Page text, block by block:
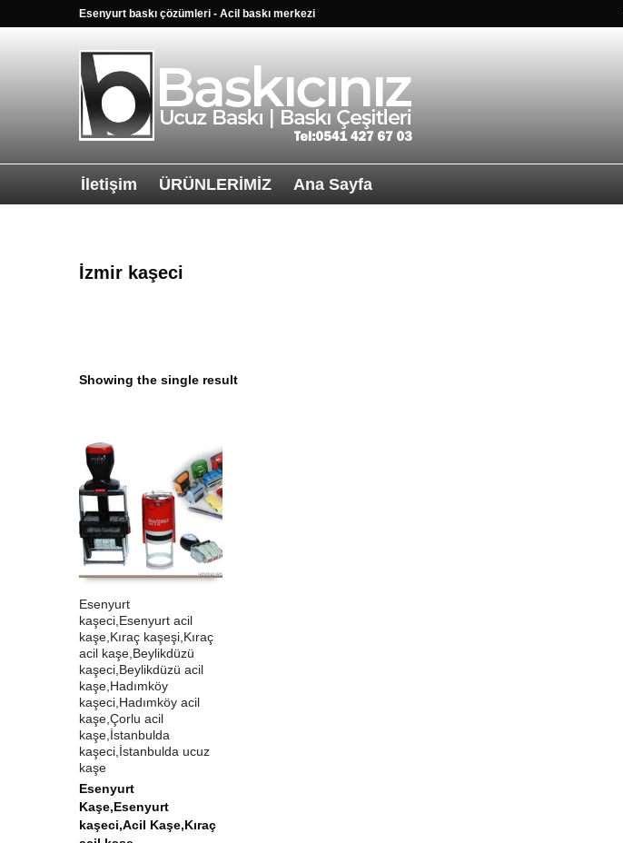
Esenyurt baskı çözümleri - Acil baskı merkezi
İletişim ÜRÜNLERİMİZ Ana Sayfa
İzmir kaşeci
Showing the single result
ÜRÜN SATIN AL
QUICK VIEW
Esenyurt
kaşeci,Esenyurt acil
kaşe,Kıraç kaşeşi,Kıraç
acil kaşe,Beylikdüzü
kaşeci,Beylikdüzü acil
kaşe,Hadımköy
kaşeci,Hadımköy acil
kaşe,Çorlu acil
kaşe,İstanbulda
kaşeci,İstanbulda ucuz
kaşe
Esenyurt
Kaşe,Esenyurt
kaşeci,Acil Kaşe,Kıraç